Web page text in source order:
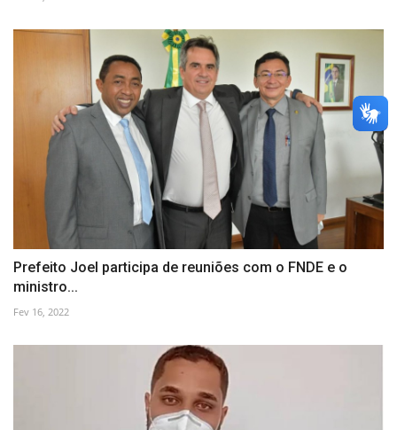
Prefeito Joel participa de reuniões com o FNDE e o
ministro...
Fev 16, 2022